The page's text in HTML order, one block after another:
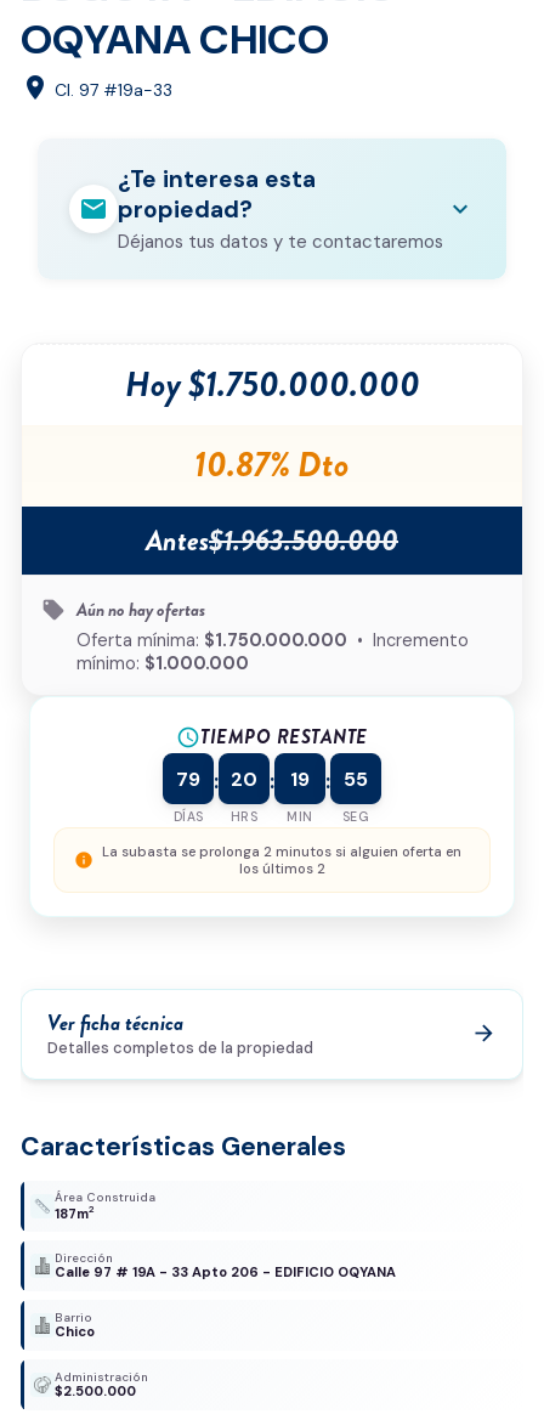
OQYANA CHICO
location_on Cl. 97 #19a-33
mail
¿Te interesa esta
propiedad?
Déjanos tus datos y te contactaremos
expand_more
Correo electrónico
¿Cómo podemos ayudarte?
política de privacidady el
tratamiento de
Enviar solicitud
Hoy $1.750.000.000
10.87% Dto
Antes$1.963.500.000
local_offer Aún no hay ofertas
Oferta mínima: $1.750.000.000 • Incremento
mínimo: $1.000.000
scheduleTIEMPO RESTANTE
79
DÍAS
: 20
HRS
: 19
MIN
: 55
SEG
info La subasta se prolonga 2 minutos si alguien oferta en
los últimos 2
Ver ficha técnica
Detalles completos de la propiedad
arrow_forward
Características Generales
Área Construida
187m2
Dirección
Calle 97 # 19A - 33 Apto 206 - EDIFICIO OQYANA
Barrio
Chico
Administración
$2.500.000